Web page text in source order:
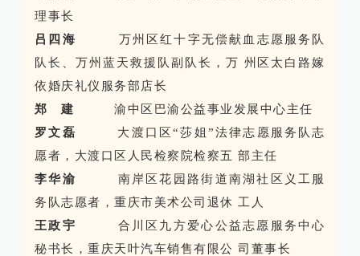
理事长
吕四海 万州区红十字无偿献血志愿服务队
队长、万州蓝天救援队副队长，万 州区太白路嫁
依婚庆礼仪服务部店长
郑 建渝中区巴渝公益事业发展中心主任
罗文磊 大渡口区“莎姐”法律志愿服务队志
愿者，大渡口区人民检察院检察五 部主任
李华渝 南岸区花园路街道南湖社区义工服
务队志愿者，重庆市美术公司退休 工人
王政宇 合川区九方爱心公益志愿服务中心
秘书长，重庆天叶汽车销售有限公 司董事长